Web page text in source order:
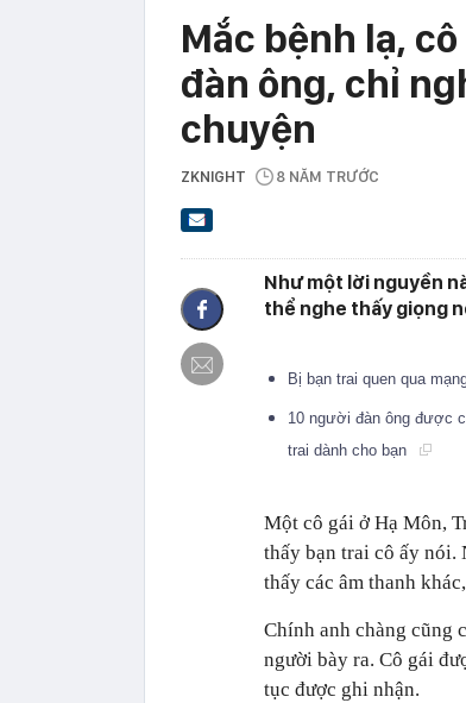
Mắc bệnh lạ,
đàn ông, chỉ
chuyện
ZKNIGHT 8 NĂM TRƯỚC
Như một lời nguyền
thể nghe thấy giọng
Bị bạn trai quen qua
10 người đàn ông được
trai dành cho bạn
Một cô gái ở Hạ Môn,
thấy bạn trai cô ấy nói.
thấy các âm thanh
Chính anh chàng cũng
người bày ra. Cô gái
tục được ghi nhận.